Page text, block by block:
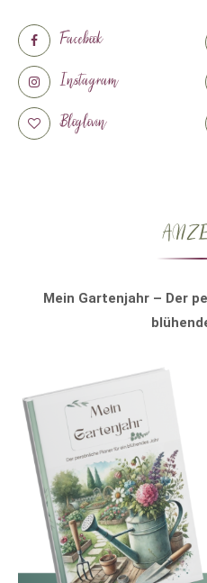
Facebook
Instagram
Bloglovin
Mein Gartenjahr – Der